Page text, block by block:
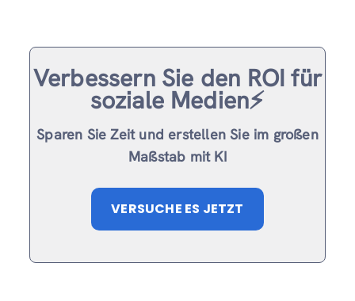
Verbessern Sie den ROI für
soziale Medien⚡️
Sparen Sie Zeit und erstellen Sie im großen
Maßstab mit KI
VERSUCHE ES JETZT